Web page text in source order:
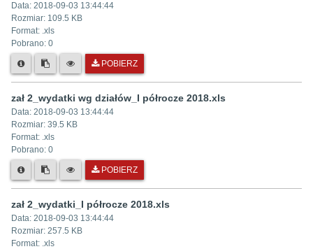
Data: 2018-09-03 13:44:44
Rozmiar: 109.5 KB
Format: .xls
Pobrano: 0
POBIERZ
zał 2_wydatki wg działów_I półrocze 2018.xls
Data: 2018-09-03 13:44:44
Rozmiar: 39.5 KB
Format: .xls
Pobrano: 0
POBIERZ
zał 2_wydatki_I półrocze 2018.xls
Data: 2018-09-03 13:44:44
Rozmiar: 257.5 KB
Format: .xls